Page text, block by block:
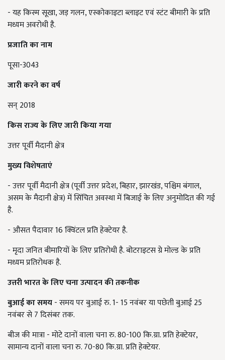
- यह किस्म सूखा, जड़ गलन, एस्कोकाइटा ब्लाइट एवं स्टंट बीमारी के प्रति
मध्यम अवरोधी है.
प्रजाति का नाम
पूसा-3043
जारी करने का वर्ष
सन् 2018
किस राज्य के लिए जारी किया गया
उत्तर पूर्वी मैदानी क्षेत्र
मुख्य विशेषताएं
- उत्तर पूर्वी मैदानी क्षेत्र (पूर्वी उत्तर प्रदेश, बिहार, झारखंड, पश्चिम बंगाल,
असम के मैदानी क्षेत्र) में सिंचित अवस्था में बिजाई के लिए अनुमोदित की गई
है.
- औसत पैदावार 16 क्विंटल प्रति हेक्टेयर है.
- मृदा जनित बीमारियों के लिए प्रतिरोधी है. बोटराइटस ग्रे मोल्ड के प्रति
मध्यम प्रतिरोधक है.
उत्तरी भारत के लिए चना उत्पादन की तकनीक
बुआई का समय- समय पर बुआई रु. 1- 15 नवंबर या पछेती बुआई 25
नवंबर से 7 दिसंबर तक.
बीज की मात्रा - मोटे दानों वाला चना रु. 80-100 कि.ग्रा. प्रति हेक्टेयर,
सामान्य दानों वाला चना रु. 70-80 कि.ग्रा. प्रति हेक्टेयर.